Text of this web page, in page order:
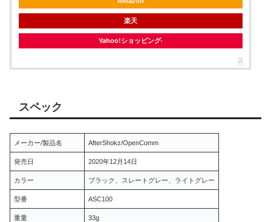
楽天
Yahoo!ショッピング
スペック
メーカー/製品名 AfterShokz/OpenComm
発売日 2020年12月14日
カラー ブラック、スレートグレー、ライトグレー
型番 ASC100
重量 33g